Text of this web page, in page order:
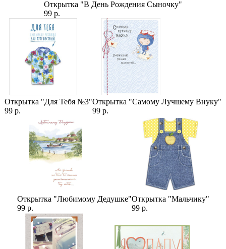
Букет невесты, Малиновые Пионы
Открытка "В День Рождения Сыночку"
99 р.
Открытка "Для Тебя №3"
99 р.
Открытка "Самому Лучшему Внуку"
99 р.
Открытка "Любимому Дедушке"
99 р.
Открытка "Мальчику"
99 р.